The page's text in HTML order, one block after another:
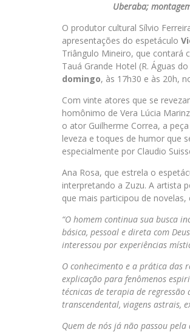
Uberaba;
O produtor cultural Sílvio
apresentações do espetáculo
Triângulo Mineiro, que contará
Tauá Grande Hotel (R. Águas
domingo, às 17h30 e às 20h,
Com vinte atores que se
homônimo de Vera Lúcia
o ator Guilherme Correa, a
leveza e toques de humor que
especialmente por Claudio
Ana Rosa, que estrela o
interpretando a Zuzu. A artista
que mais participou de
“O homem continua sua busca
básica, pessoal e direta com
interessou por experiências
O conhecimento e a prática das
explicação para fenômenos
técnicas de terapia de
transcendental, viagens astrais,
Quem de nós já não passou